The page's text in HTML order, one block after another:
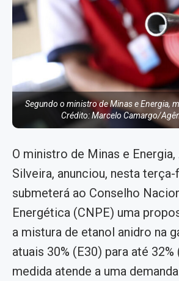
Segundo o ministro de Minas e Energia,
Crédito: Marcelo Camargo/
O ministro de Minas e Energia,
Silveira, anunciou, nesta
submeterá ao Conselho
Energética (CNPE) uma
a mistura de etanol anidro na
atuais 30% (E30) para até 32%
medida atende a uma